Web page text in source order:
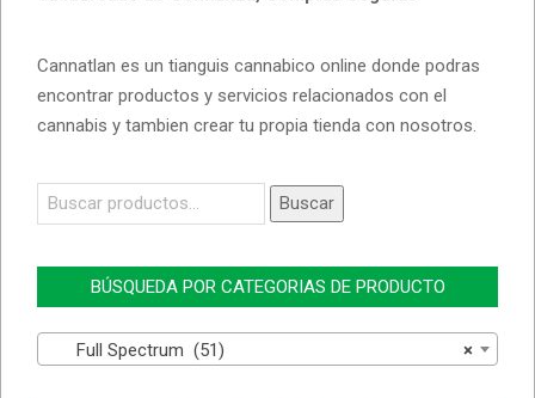
Cannatlan es un tianguis cannabico online donde podras
encontrar productos y servicios relacionados con el
cannabis y tambien crear tu propia tienda con nosotros.
Buscar
por:
Buscar
BÚSQUEDA POR CATEGORIAS DE PRODUCTO
×
Full Spectrum (51)